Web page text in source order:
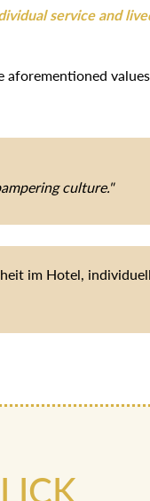
service and
culture."
im Hotel,